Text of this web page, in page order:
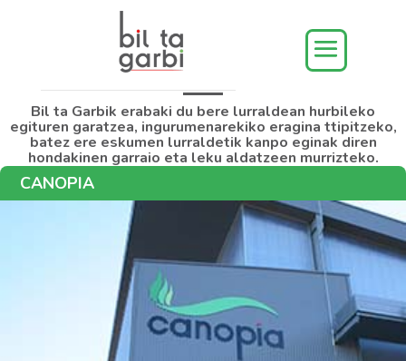
Gure egiturak
Bil ta Garbik erabaki du bere lurraldean hurbileko
egituren garatzea, ingurumenarekiko eragina ttipitzeko,
batez ere eskumen lurraldetik kanpo eginak diren
hondakinen garraio eta leku aldatzeen murrizteko.
CANOPIA